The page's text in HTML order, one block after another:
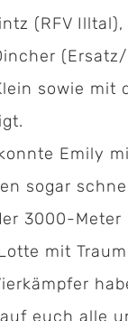
(RFV
sowie
Emily
sogar
3000-
mit
euch alle